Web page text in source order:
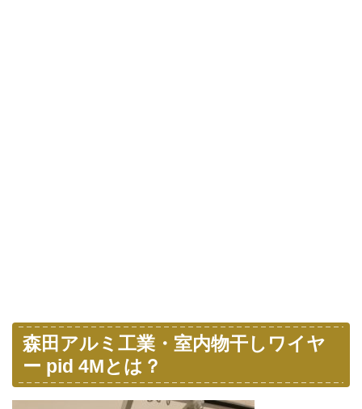
森田アルミ工業・室内物干しワイヤ
ー pid 4Mとは？